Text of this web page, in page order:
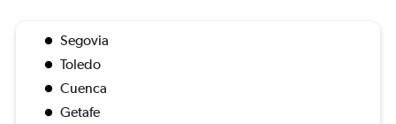
Segovia
Toledo
Cuenca
Getafe